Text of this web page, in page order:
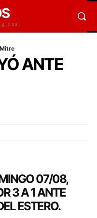
ANTE
07/08,
3 A 1 ANTE
ESTERO.